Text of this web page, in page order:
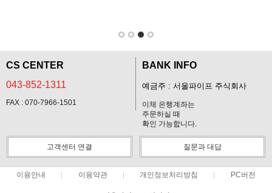
CS CENTER
043-852-1311
FAX : 070-7966-1501
BANK INFO
예금주 : 서울파이프 주식회사
이체 은행계좌는
주문하실 때
확인 가능합니다.
고객센터 연결 질문과 대답
이용안내 이용약관 개인정보처리방침 PC버전